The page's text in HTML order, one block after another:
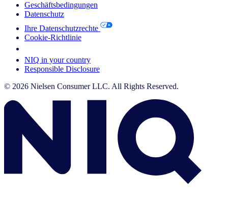
Geschäftsbedingungen
Datenschutz
Ihre Datenschutzrechte
Cookie-Richtlinie
NIQ in your country
Responsible Disclosure
© 2026 Nielsen Consumer LLC. All Rights Reserved.